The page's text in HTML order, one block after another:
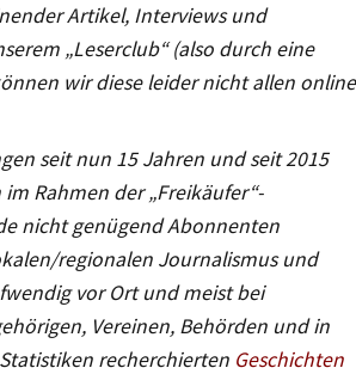
Artikel, Interviews und
„Leserclub“ (also durch eine
wir diese leider nicht allen online
seit nun 15 Jahren und seit 2015
Rahmen der „Freikäufer“-
nicht genügend Abonnenten
regionalen Journalismus und
vor Ort und meist bei
Vereinen, Behörden und in
recherchierten Geschichten